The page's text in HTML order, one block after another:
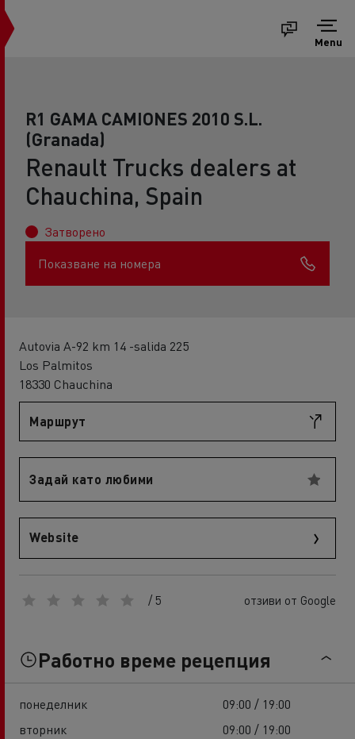
Menu
R1 GAMA CAMIONES 2010 S.L.
(Granada)
Renault Trucks dealers at
Chauchina, Spain
Затворено
Показване на номера
Autovia A-92 km 14 -salida 225
Los Palmitos
18330 Chauchina
Маршрут
Задай като любими
Website
/ 5 отзиви от Google
Работно време рецепция
понеделник
09:00 / 19:00
вторник
09:00 / 19:00